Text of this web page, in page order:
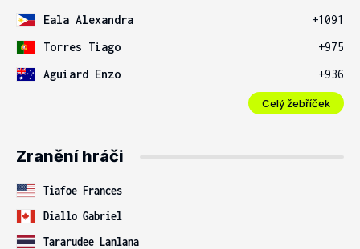
Eala Alexandra
+1091
Torres Tiago
+975
Aguiard Enzo
+936
Celý žebříček
Zranění hráči
Tiafoe Frances
Diallo Gabriel
Tararudee Lanlana